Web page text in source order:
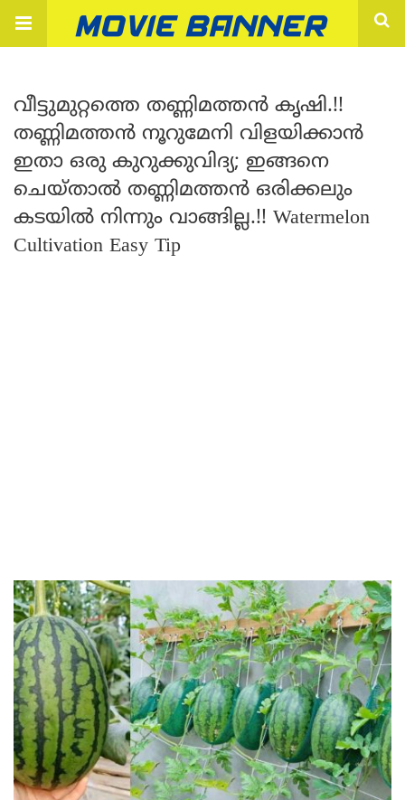
വീട്ടുമുറ്റത്തെ തണ്ണിമത്തൻ കൃഷി.!!
തണ്ണിമത്തൻ നൂറുമേനി വിളയിക്കാൻ
ഇതാ ഒരു കുറുക്കുവിദ്യ; ഇങ്ങനെ
ചെയ്‌താൽ തണ്ണിമത്തൻ ഒരിക്കലും
കടയിൽ നിന്നും വാങ്ങില്ല.!! Watermelon
Cultivation Easy Tip